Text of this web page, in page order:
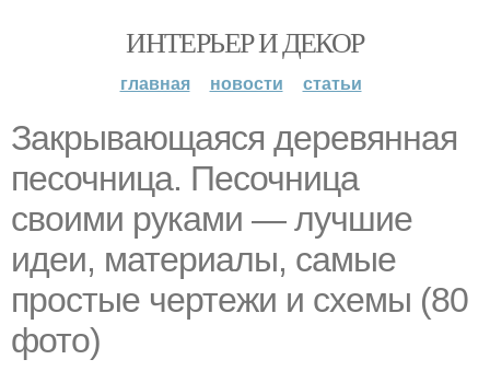
ИНТЕРЬЕР И ДЕКОР
главная новости статьи
Закрывающаяся деревянная
песочница. Песочница
своими руками — лучшие
идеи, материалы, самые
простые чертежи и схемы (80
фото)